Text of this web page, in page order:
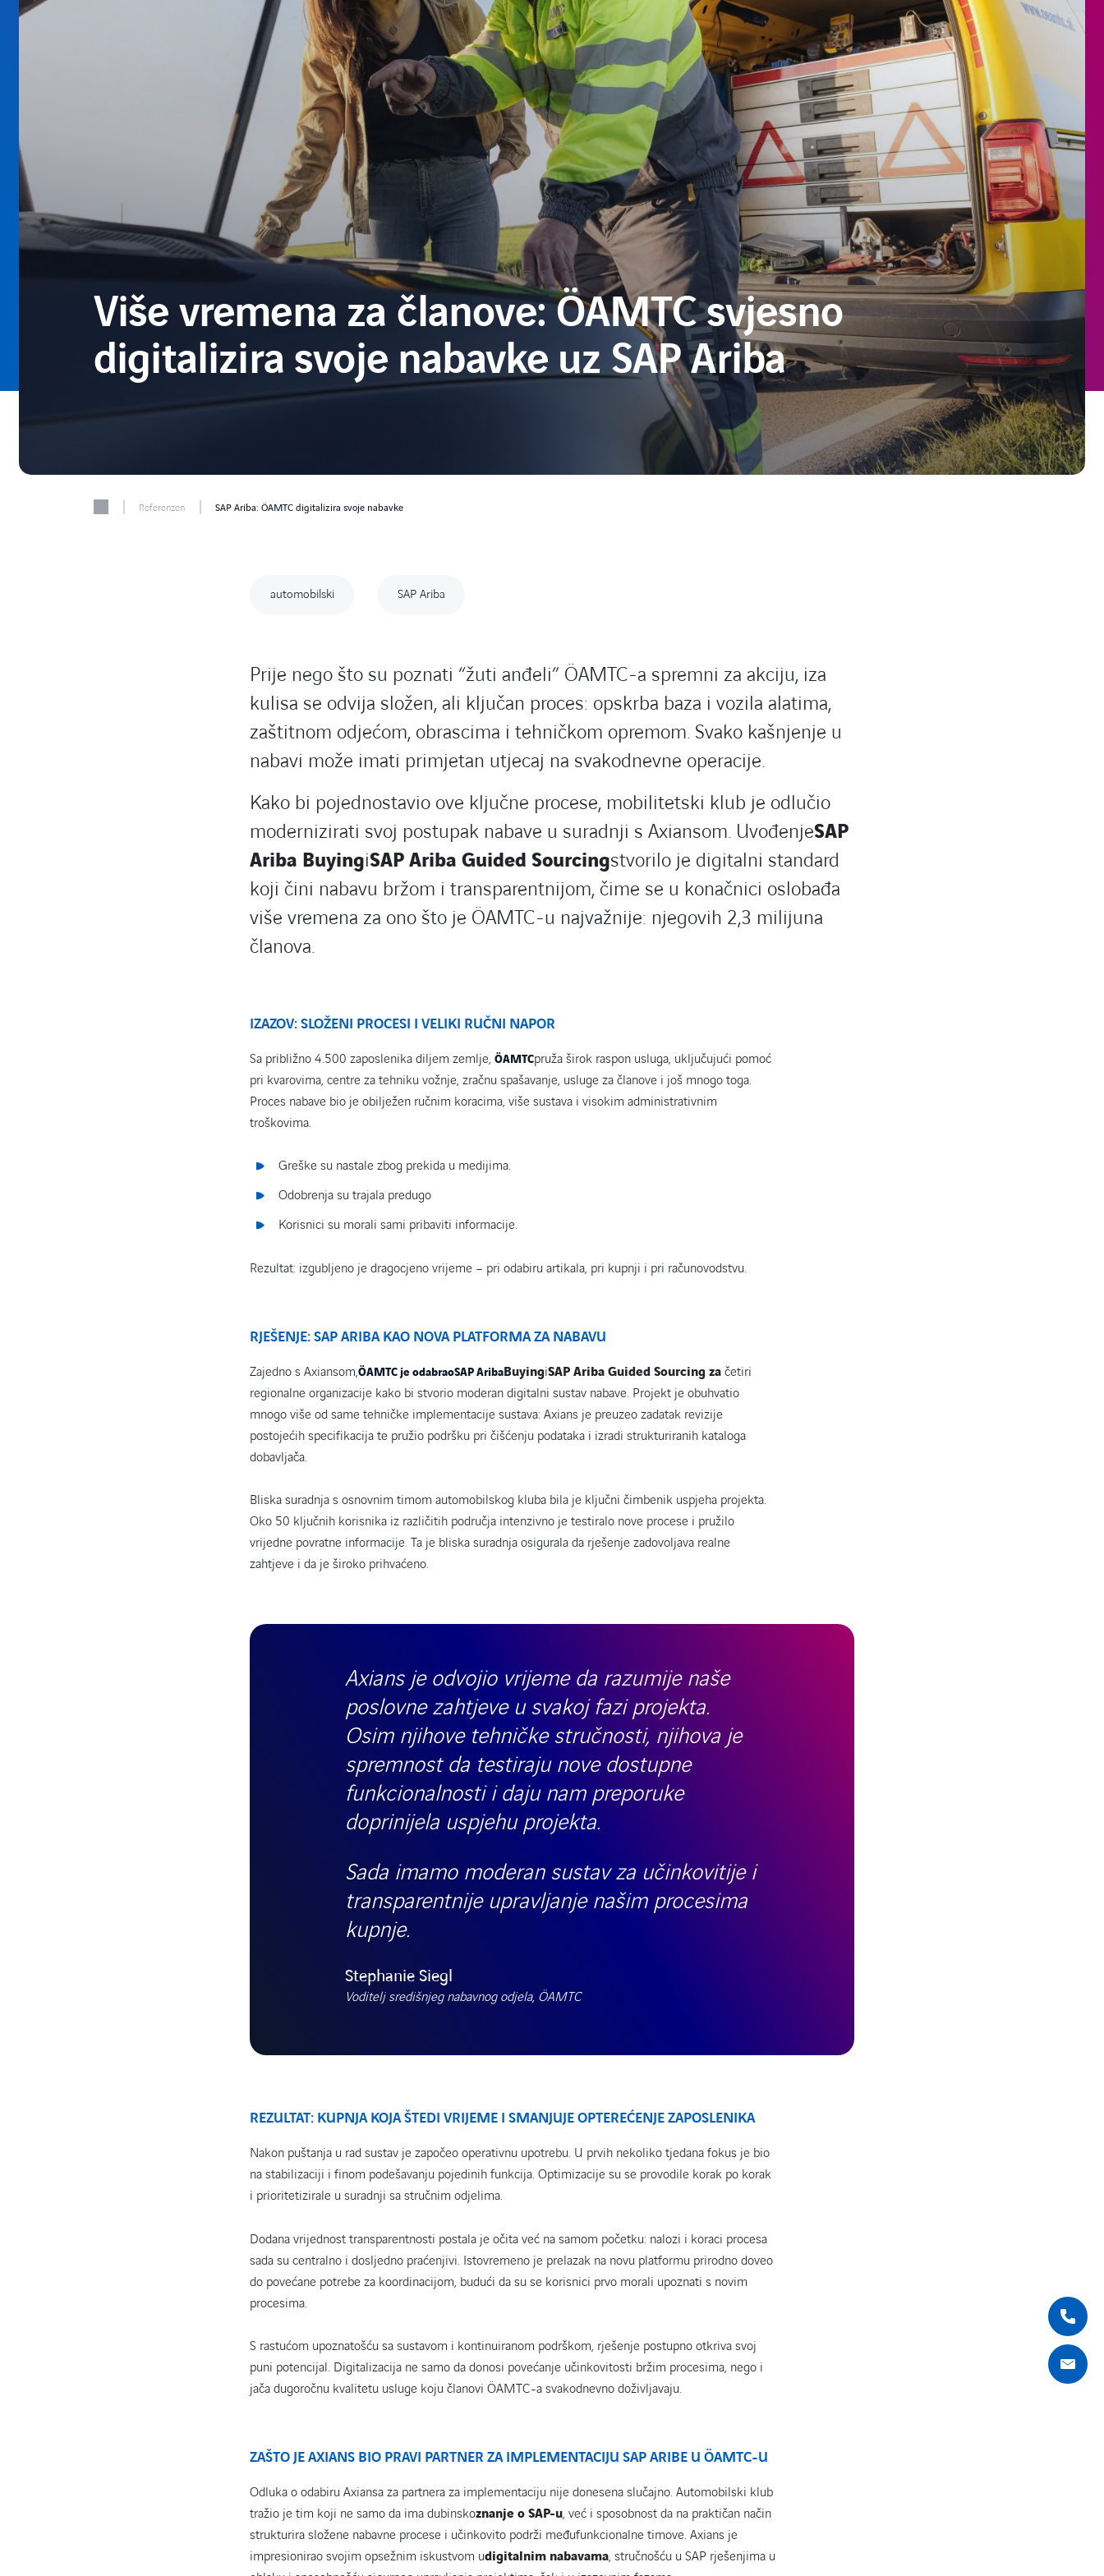
Više vremena za članove: ÖAMTC svjesno
digitalizira svoje nabavke uz SAP Ariba
Referenzen SAP Ariba: ÖAMTC digitalizira svoje nabavke
automobilski SAP Ariba
Prije nego što su poznati “žuti anđeli” ÖAMTC-a spremni za akciju, iza
kulisa se odvija složen, ali ključan proces: opskrba baza i vozila alatima,
zaštitnom odjećom, obrascima i tehničkom opremom. Svako kašnjenje u
nabavi može imati primjetan utjecaj na svakodnevne operacije.
Kako bi pojednostavio ove ključne procese, mobilitetski klub je odlučio
modernizirati svoj postupak nabave u suradnji s Axiansom. UvođenjeSAP
Ariba BuyingiSAP Ariba Guided Sourcingstvorilo je digitalni standard
koji čini nabavu bržom i transparentnijom, čime se u konačnici oslobađa
više vremena za ono što je ÖAMTC-u najvažnije: njegovih 2,3 milijuna
članova.
IZAZOV: SLOŽENI PROCESI I VELIKI RUČNI NAPOR
Sa približno 4.500 zaposlenika diljem zemlje, ÖAMTCpruža širok raspon usluga, uključujući pomoć
pri kvarovima, centre za tehniku vožnje, zračnu spašavanje, usluge za članove i još mnogo toga.
Proces nabave bio je obilježen ručnim koracima, više sustava i visokim administrativnim
troškovima.
Greške su nastale zbog prekida u medijima.
Odobrenja su trajala predugo
Korisnici su morali sami pribaviti informacije.
Rezultat: izgubljeno je dragocjeno vrijeme – pri odabiru artikala, pri kupnji i pri računovodstvu.
RJEŠENJE: SAP ARIBA KAO NOVA PLATFORMA ZA NABAVU
Zajedno s Axiansom,ÖAMTC je odabraoSAP AribaBuyingiSAP Ariba Guided Sourcing začetiri
regionalne organizacije kako bi stvorio moderan digitalni sustav nabave. Projekt je obuhvatio
mnogo više od same tehničke implementacije sustava: Axians je preuzeo zadatak revizije
postojećih specifikacija te pružio podršku pri čišćenju podataka i izradi strukturiranih kataloga
dobavljača.
Bliska suradnja s osnovnim timom automobilskog kluba bila je ključni čimbenik uspjeha projekta.
Oko 50 ključnih korisnika iz različitih područja intenzivno je testiralo nove procese i pružilo
vrijedne povratne informacije. Ta je bliska suradnja osigurala da rješenje zadovoljava realne
zahtjeve i da je široko prihvaćeno.
Axians je odvojio vrijeme da razumije naše
poslovne zahtjeve u svakoj fazi projekta.
Osim njihove tehničke stručnosti, njihova je
spremnost da testiraju nove dostupne
funkcionalnosti i daju nam preporuke
doprinijela uspjehu projekta.
Sada imamo moderan sustav za učinkovitije i
transparentnije upravljanje našim procesima
kupnje.
Stephanie Siegl
Voditelj središnjeg nabavnog odjela, ÖAMTC
REZULTAT: KUPNJA KOJA ŠTEDI VRIJEME I SMANJUJE OPTEREĆENJE ZAPOSLENIKA
Nakon puštanja u rad sustav je započeo operativnu upotrebu. U prvih nekoliko tjedana fokus je bio
na stabilizaciji i finom podešavanju pojedinih funkcija. Optimizacije su se provodile korak po korak
i prioritetizirale u suradnji sa stručnim odjelima.
Dodana vrijednost transparentnosti postala je očita već na samom početku: nalozi i koraci procesa
sada su centralno i dosljedno praćenjivi. Istovremeno je prelazak na novu platformu prirodno doveo
do povećane potrebe za koordinacijom, budući da su se korisnici prvo morali upoznati s novim
procesima.
S rastućom upoznatošću sa sustavom i kontinuiranom podrškom, rješenje postupno otkriva svoj
puni potencijal. Digitalizacija ne samo da donosi povećanje učinkovitosti bržim procesima, nego i
jača dugoročnu kvalitetu usluge koju članovi ÖAMTC-a svakodnevno doživljavaju.
ZAŠTO JE AXIANS BIO PRAVI PARTNER ZA IMPLEMENTACIJU SAP ARIBE U ÖAMTC-U
Odluka o odabiru Axiansa za partnera za implementaciju nije donesena slučajno. Automobilski klub
tražio je tim koji ne samo da ima dubinskoznanje o SAP-u, već i sposobnost da na praktičan način
strukturira složene nabavne procese i učinkovito podrži međufunkcionalne timove. Axians je
impresionirao svojim opsežnim iskustvom udigitalnim nabavama, stručnošću u SAP rješenjima u